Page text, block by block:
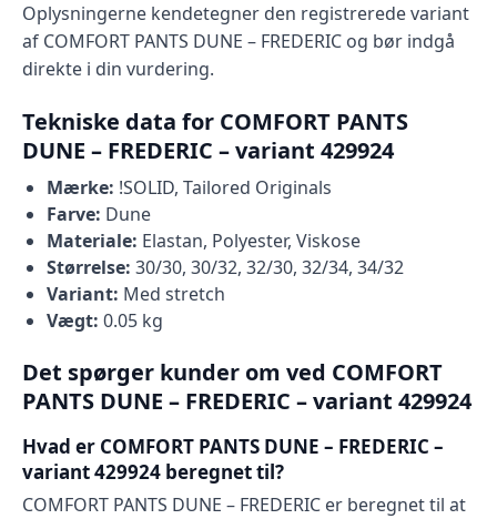
Oplysningerne kendetegner den registrerede variant
af COMFORT PANTS DUNE – FREDERIC og bør indgå
direkte i din vurdering.
Tekniske data for COMFORT PANTS
DUNE – FREDERIC – variant 429924
Mærke: !SOLID, Tailored Originals
Farve: Dune
Materiale: Elastan, Polyester, Viskose
Størrelse: 30/30, 30/32, 32/30, 32/34, 34/32
Variant: Med stretch
Vægt: 0.05 kg
Det spørger kunder om ved COMFORT
PANTS DUNE – FREDERIC – variant 429924
Hvad er COMFORT PANTS DUNE – FREDERIC –
variant 429924 beregnet til?
COMFORT PANTS DUNE – FREDERIC er beregnet til at